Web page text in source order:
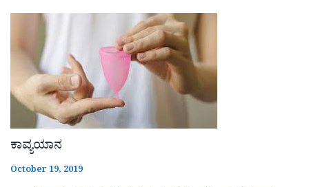
ಕಾವ್ಯಯಾನ
October 19, 2019